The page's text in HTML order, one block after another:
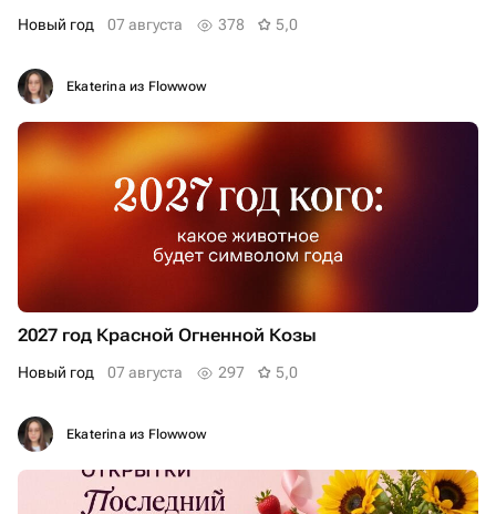
Новый год 07 августа 378 5,0
Ekaterina из Flowwow
2027 год Красной Огненной Козы
Новый год 07 августа 297 5,0
Ekaterina из Flowwow